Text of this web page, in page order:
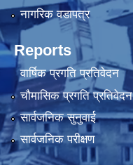
नागरिक वडापत्र
Reports
वार्षिक प्रगति प्रतिवेदन
चौमासिक प्रगति प्रतिवेदन
सार्वजनिक सुनुवाई
सार्वजनिक परीक्षण